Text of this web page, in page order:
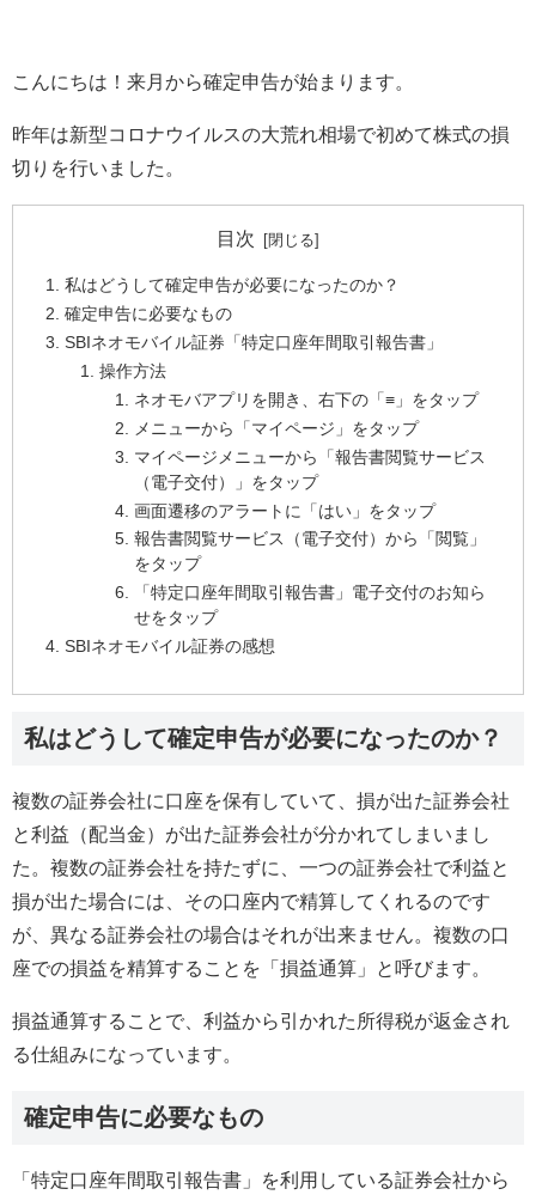
こんにちは！来月から確定申告が始まります。
昨年は新型コロナウイルスの大荒れ相場で初めて株式の損
切りを行いました。
目次
私はどうして確定申告が必要になったのか？
確定申告に必要なもの
SBIネオモバイル証券「特定口座年間取引報告書」
操作方法
ネオモバアプリを開き、右下の「≡」をタップ
メニューから「マイページ」をタップ
マイページメニューから「報告書閲覧サービス
（電子交付）」をタップ
画面遷移のアラートに「はい」をタップ
報告書閲覧サービス（電子交付）から「閲覧」
をタップ
「特定口座年間取引報告書」電子交付のお知ら
せをタップ
SBIネオモバイル証券の感想
私はどうして確定申告が必要になったのか？
複数の証券会社に口座を保有していて、損が出た証券会社
と利益（配当金）が出た証券会社が分かれてしまいまし
た。複数の証券会社を持たずに、一つの証券会社で利益と
損が出た場合には、その口座内で精算してくれるのです
が、異なる証券会社の場合はそれが出来ません。複数の口
座での損益を精算することを「損益通算」と呼びます。
損益通算することで、利益から引かれた所得税が返金され
る仕組みになっています。
確定申告に必要なもの
「特定口座年間取引報告書」を利用している証券会社から